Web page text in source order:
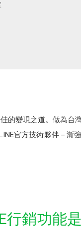
的變現之道。做為台
官方技術夥伴－漸
行銷功能